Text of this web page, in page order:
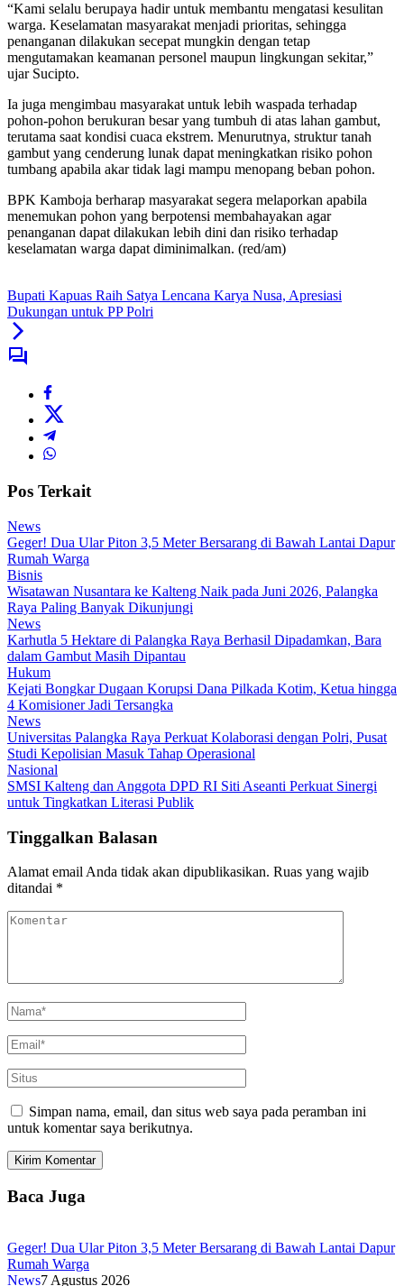
“Kami selalu berupaya hadir untuk membantu mengatasi kesulitan
warga. Keselamatan masyarakat menjadi prioritas, sehingga
penanganan dilakukan secepat mungkin dengan tetap
mengutamakan keamanan personel maupun lingkungan sekitar,”
ujar Sucipto.
Ia juga mengimbau masyarakat untuk lebih waspada terhadap
pohon-pohon berukuran besar yang tumbuh di atas lahan gambut,
terutama saat kondisi cuaca ekstrem. Menurutnya, struktur tanah
gambut yang cenderung lunak dapat meningkatkan risiko pohon
tumbang apabila akar tidak lagi mampu menopang beban pohon.
BPK Kamboja berharap masyarakat segera melaporkan apabila
menemukan pohon yang berpotensi membahayakan agar
penanganan dapat dilakukan lebih dini dan risiko terhadap
keselamatan warga dapat diminimalkan. (red/am)
Bupati Kapuas Raih Satya Lencana Karya Nusa, Apresiasi
Dukungan untuk PP Polri
Pos Terkait
News
Geger! Dua Ular Piton 3,5 Meter Bersarang di Bawah Lantai Dapur
Rumah Warga
Bisnis
Wisatawan Nusantara ke Kalteng Naik pada Juni 2026, Palangka
Raya Paling Banyak Dikunjungi
News
Karhutla 5 Hektare di Palangka Raya Berhasil Dipadamkan, Bara
dalam Gambut Masih Dipantau
Hukum
Kejati Bongkar Dugaan Korupsi Dana Pilkada Kotim, Ketua hingga
4 Komisioner Jadi Tersangka
News
Universitas Palangka Raya Perkuat Kolaborasi dengan Polri, Pusat
Studi Kepolisian Masuk Tahap Operasional
Nasional
SMSI Kalteng dan Anggota DPD RI Siti Aseanti Perkuat Sinergi
untuk Tingkatkan Literasi Publik
Tinggalkan Balasan
Alamat email Anda tidak akan dipublikasikan. Ruas yang wajib
ditandai *
Simpan nama, email, dan situs web saya pada peramban ini
untuk komentar saya berikutnya.
Baca Juga
Geger! Dua Ular Piton 3,5 Meter Bersarang di Bawah Lantai Dapur
Rumah Warga
News7 Agustus 2026